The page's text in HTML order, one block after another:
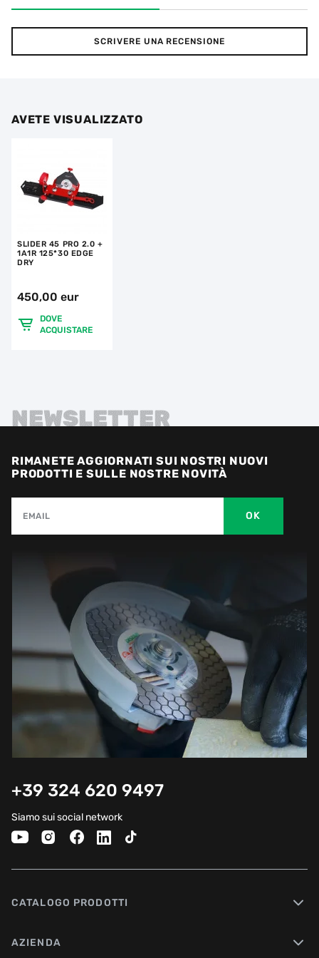
SCRIVERE UNA RECENSIONE
AVETE VISUALIZZATO
SLIDER 45 PRO 2.0 +
1A1R 125*30 EDGE
DRY
450,00 eur
DOVE
ACQUISTARE
NEWSLETTER
RIMANETE AGGIORNATI SUI NOSTRI NUOVI
PRODOTTI E SULLE NOSTRE NOVITÀ
EMAIL OK
+39 324 620 9497
Siamo sui social network
CATALOGO PRODOTTI
AZIENDA